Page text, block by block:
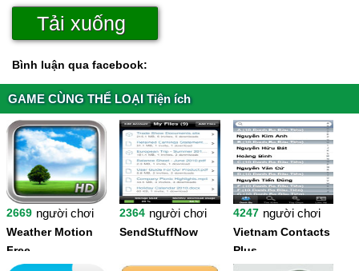
Tải xuống
Bình luận qua facebook:
GAME CÙNG THỂ LOẠI Tiện ích
2669 người chơi
Weather Motion
Free
2364 người chơi
SendStuffNow
4247 người chơi
Vietnam Contacts
Plus